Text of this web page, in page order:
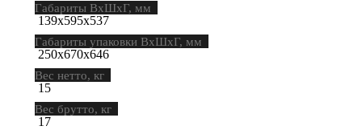
Габариты ВхШхГ, мм
139х595х537
Габариты упаковки ВхШхГ, мм
250х670х646
Вес нетто, кг
15
Вес брутто, кг
17